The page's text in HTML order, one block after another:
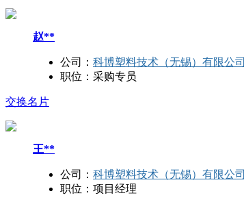
赵**
公司： 科博塑料技术（无锡）有限公司
职位： 采购专员
交换名片
王**
公司： 科博塑料技术（无锡）有限公司
职位： 项目经理